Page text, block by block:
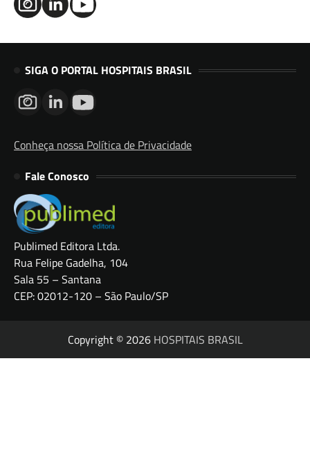
SIGA O PORTAL HOSPITAIS BRASIL
Conheça nossa Política de Privacidade
Fale Conosco
Publimed Editora Ltda.
Rua Felipe Gadelha, 104
Sala 55 – Santana
CEP: 02012-120 – São Paulo/SP
Copyright © 2026 HOSPITAIS BRASIL